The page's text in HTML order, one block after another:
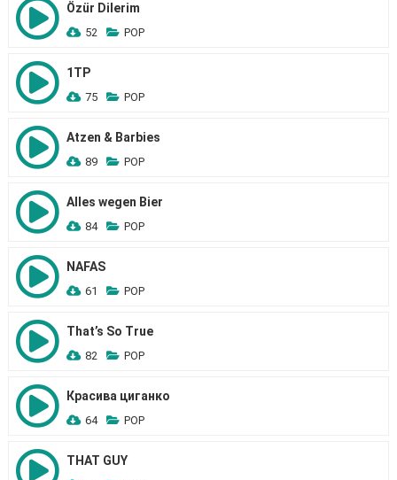
Özür Dilerim
52 POP
1TP
75 POP
Atzen & Barbies
89 POP
Alles wegen Bier
84 POP
NAFAS
61 POP
That’s So True
82 POP
Красива циганко
64 POP
THAT GUY